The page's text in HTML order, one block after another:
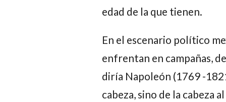
edad de la que tienen.
En el escenario político
enfrentan en campañas,
diría Napoleón (1769 -
cabeza, sino de la cabeza al